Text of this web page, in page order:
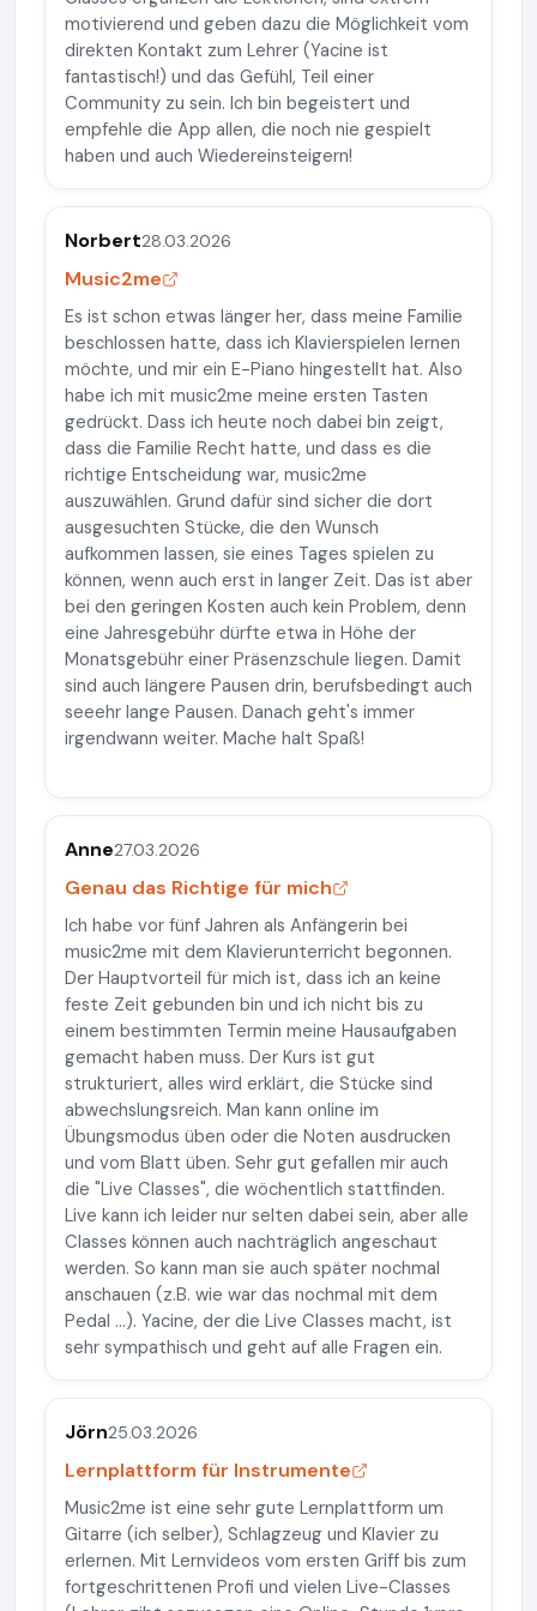
motivierend und geben dazu die Möglichkeit vom
direkten Kontakt zum Lehrer (Yacine ist
fantastisch!) und das Gefühl, Teil einer
Community zu sein. Ich bin begeistert und
empfehle die App allen, die noch nie gespielt
haben und auch Wiedereinsteigern!
Norbert28.03.2026
Music2me
Es ist schon etwas länger her, dass meine Familie
beschlossen hatte, dass ich Klavierspielen lernen
möchte, und mir ein E-Piano hingestellt hat. Also
habe ich mit music2me meine ersten Tasten
gedrückt. Dass ich heute noch dabei bin zeigt,
dass die Familie Recht hatte, und dass es die
richtige Entscheidung war, music2me
auszuwählen. Grund dafür sind sicher die dort
ausgesuchten Stücke, die den Wunsch
aufkommen lassen, sie eines Tages spielen zu
können, wenn auch erst in langer Zeit. Das ist aber
bei den geringen Kosten auch kein Problem, denn
eine Jahresgebühr dürfte etwa in Höhe der
Monatsgebühr einer Präsenzschule liegen. Damit
sind auch längere Pausen drin, berufsbedingt auch
seeehr lange Pausen. Danach geht's immer
irgendwann weiter. Mache halt Spaß!
Anne27.03.2026
Genau das Richtige für mich
Ich habe vor fünf Jahren als Anfängerin bei
music2me mit dem Klavierunterricht begonnen.
Der Hauptvorteil für mich ist, dass ich an keine
feste Zeit gebunden bin und ich nicht bis zu
einem bestimmten Termin meine Hausaufgaben
gemacht haben muss. Der Kurs ist gut
strukturiert, alles wird erklärt, die Stücke sind
abwechslungsreich. Man kann online im
Übungsmodus üben oder die Noten ausdrucken
und vom Blatt üben. Sehr gut gefallen mir auch
die "Live Classes", die wöchentlich stattfinden.
Live kann ich leider nur selten dabei sein, aber alle
Classes können auch nachträglich angeschaut
werden. So kann man sie auch später nochmal
anschauen (z.B. wie war das nochmal mit dem
Pedal ...). Yacine, der die Live Classes macht, ist
sehr sympathisch und geht auf alle Fragen ein.
Jörn25.03.2026
Lernplattform für Instrumente
Music2me ist eine sehr gute Lernplattform um
Gitarre (ich selber), Schlagzeug und Klavier zu
erlernen. Mit Lernvideos vom ersten Griff bis zum
fortgeschrittenen Profi und vielen Live-Classes